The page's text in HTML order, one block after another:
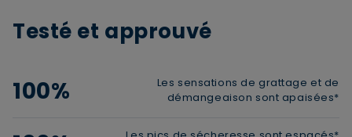
Testé et approuvé
100%
Les sensations de grattage et de
démangeaison sont apaisées*